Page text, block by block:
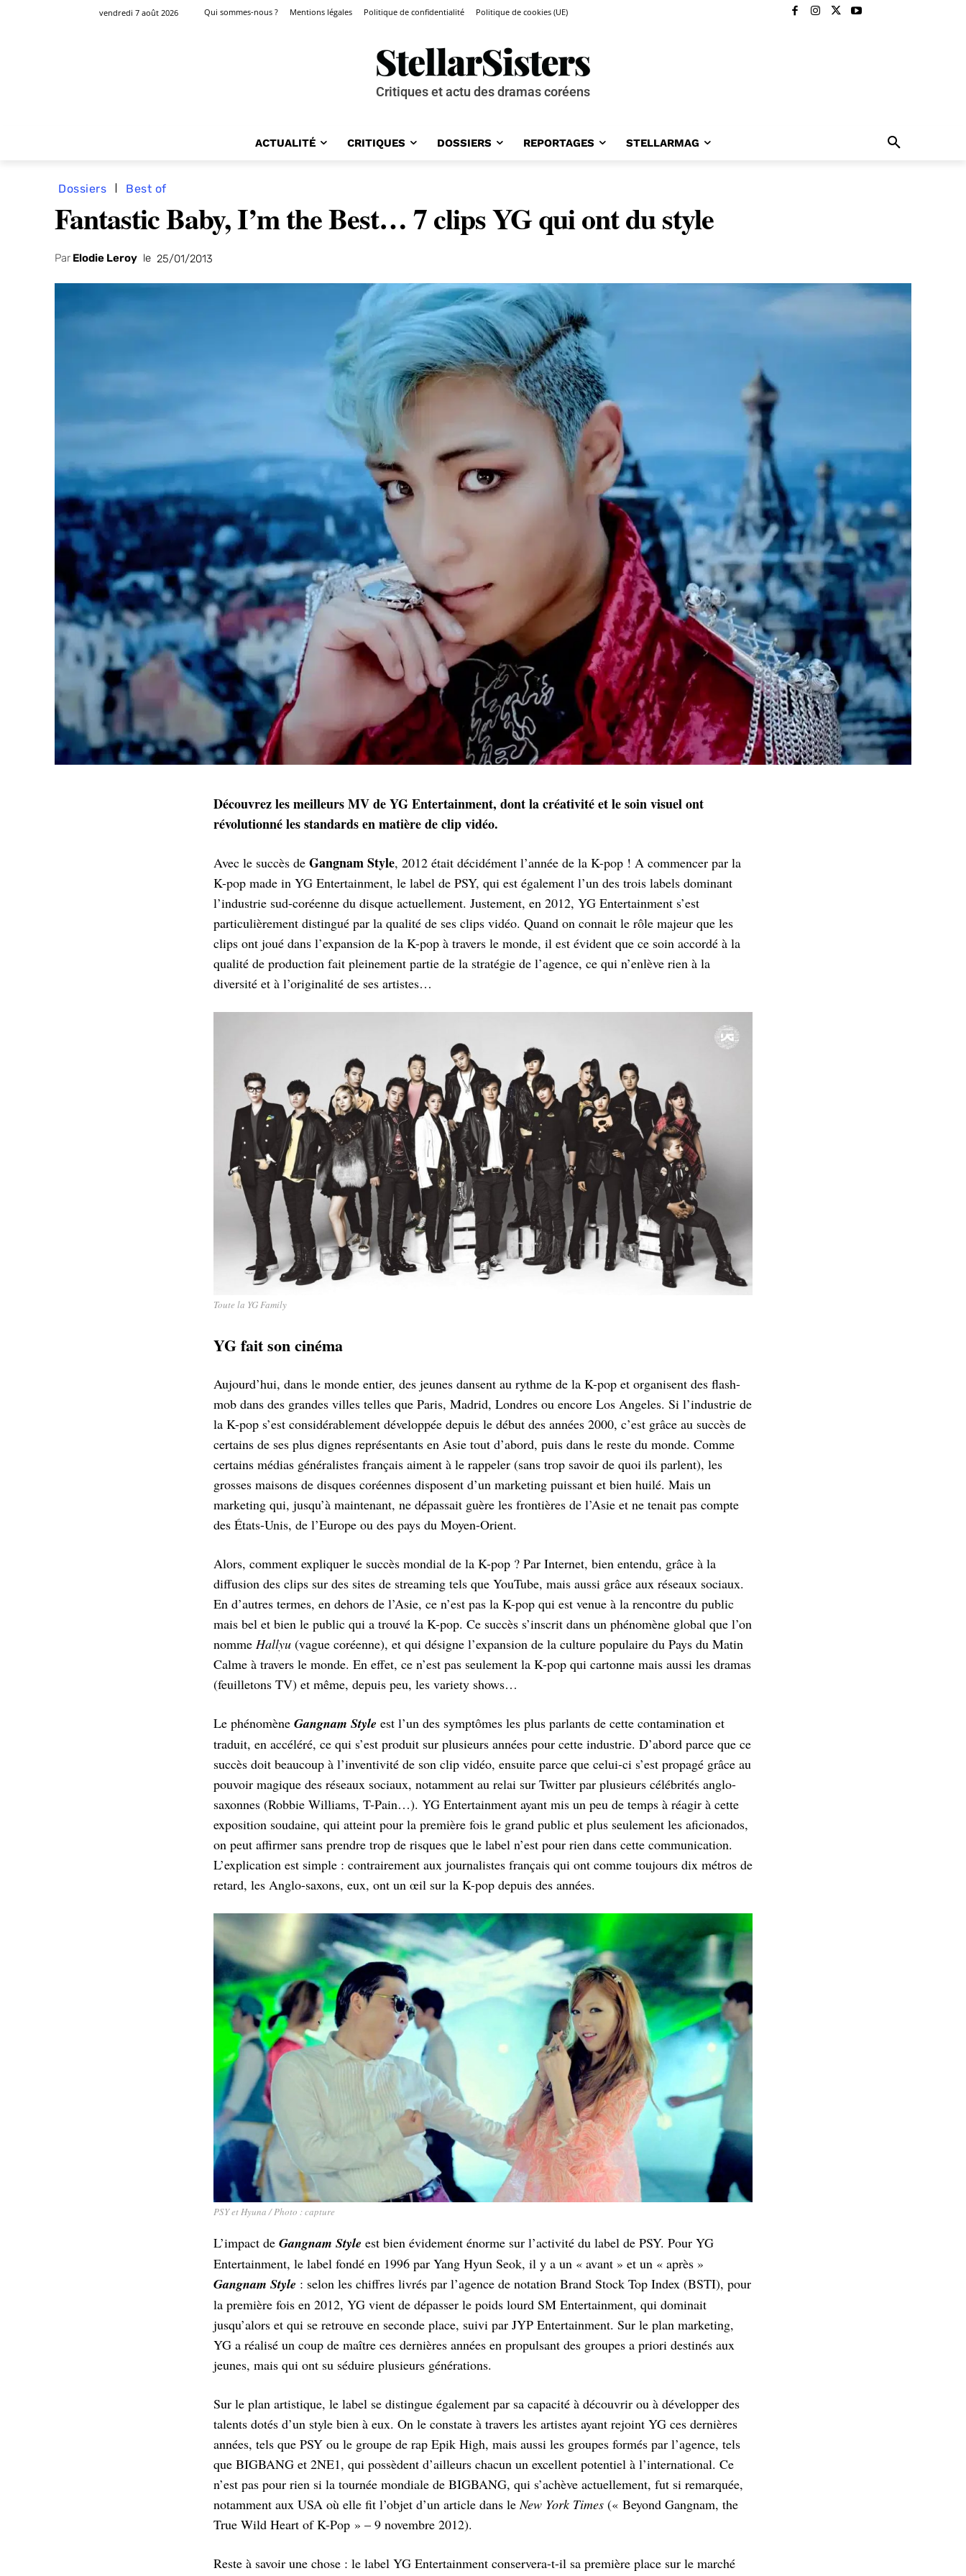
vendredi 7 août 2026 Qui sommes-nous ? Mentions légales Politique de confidentialité Politique de cookies (UE)
Critiques et actu des dramas coréens
ACTUALITÉ CRITIQUES DOSSIERS REPORTAGES STELLARMAG
Dossiers Best of
Fantastic Baby, I’m the Best… 7 clips YG qui ont du style
Par Elodie Leroy le 25/01/2013
Découvrez les meilleurs MV de YG Entertainment, dont la créativité et le soin visuel ont
révolutionné les standards en matière de clip vidéo.
Avec le succès de Gangnam Style, 2012 était décidément l’année de la K-pop ! A commencer par la
K-pop made in YG Entertainment, le label de PSY, qui est également l’un des trois labels dominant
l’industrie sud-coréenne du disque actuellement. Justement, en 2012, YG Entertainment s’est
particulièrement distingué par la qualité de ses clips vidéo. Quand on connait le rôle majeur que les
clips ont joué dans l’expansion de la K-pop à travers le monde, il est évident que ce soin accordé à la
qualité de production fait pleinement partie de la stratégie de l’agence, ce qui n’enlève rien à la
diversité et à l’originalité de ses artistes…
Toute la YG Family
YG fait son cinéma
Aujourd’hui, dans le monde entier, des jeunes dansent au rythme de la K-pop et organisent des flash-
mob dans des grandes villes telles que Paris, Madrid, Londres ou encore Los Angeles. Si l’industrie de
la K-pop s’est considérablement développée depuis le début des années 2000, c’est grâce au succès de
certains de ses plus dignes représentants en Asie tout d’abord, puis dans le reste du monde. Comme
certains médias généralistes français aiment à le rappeler (sans trop savoir de quoi ils parlent), les
grosses maisons de disques coréennes disposent d’un marketing puissant et bien huilé. Mais un
marketing qui, jusqu’à maintenant, ne dépassait guère les frontières de l’Asie et ne tenait pas compte
des États-Unis, de l’Europe ou des pays du Moyen-Orient.
Alors, comment expliquer le succès mondial de la K-pop ? Par Internet, bien entendu, grâce à la
diffusion des clips sur des sites de streaming tels que YouTube, mais aussi grâce aux réseaux sociaux.
En d’autres termes, en dehors de l’Asie, ce n’est pas la K-pop qui est venue à la rencontre du public
mais bel et bien le public qui a trouvé la K-pop. Ce succès s’inscrit dans un phénomène global que l’on
nomme Hallyu (vague coréenne), et qui désigne l’expansion de la culture populaire du Pays du Matin
Calme à travers le monde. En effet, ce n’est pas seulement la K-pop qui cartonne mais aussi les dramas
(feuilletons TV) et même, depuis peu, les variety shows…
Le phénomène Gangnam Style est l’un des symptômes les plus parlants de cette contamination et
traduit, en accéléré, ce qui s’est produit sur plusieurs années pour cette industrie. D’abord parce que ce
succès doit beaucoup à l’inventivité de son clip vidéo, ensuite parce que celui-ci s’est propagé grâce au
pouvoir magique des réseaux sociaux, notamment au relai sur Twitter par plusieurs célébrités anglo-
saxonnes (Robbie Williams, T-Pain…). YG Entertainment ayant mis un peu de temps à réagir à cette
exposition soudaine, qui atteint pour la première fois le grand public et plus seulement les aficionados,
on peut affirmer sans prendre trop de risques que le label n’est pour rien dans cette communication.
L’explication est simple : contrairement aux journalistes français qui ont comme toujours dix métros de
retard, les Anglo-saxons, eux, ont un œil sur la K-pop depuis des années.
PSY et Hyuna / Photo : capture
L’impact de Gangnam Style est bien évidement énorme sur l’activité du label de PSY. Pour YG
Entertainment, le label fondé en 1996 par Yang Hyun Seok, il y a un « avant » et un « après »
Gangnam Style : selon les chiffres livrés par l’agence de notation Brand Stock Top Index (BSTI), pour
la première fois en 2012, YG vient de dépasser le poids lourd SM Entertainment, qui dominait
jusqu’alors et qui se retrouve en seconde place, suivi par JYP Entertainment. Sur le plan marketing,
YG a réalisé un coup de maître ces dernières années en propulsant des groupes a priori destinés aux
jeunes, mais qui ont su séduire plusieurs générations.
Sur le plan artistique, le label se distingue également par sa capacité à découvrir ou à développer des
talents dotés d’un style bien à eux. On le constate à travers les artistes ayant rejoint YG ces dernières
années, tels que PSY ou le groupe de rap Epik High, mais aussi les groupes formés par l’agence, tels
que BIGBANG et 2NE1, qui possèdent d’ailleurs chacun un excellent potentiel à l’international. Ce
n’est pas pour rien si la tournée mondiale de BIGBANG, qui s’achève actuellement, fut si remarquée,
notamment aux USA où elle fit l’objet d’un article dans leNew York Times (« Beyond Gangnam, the
True Wild Heart of K-Pop » – 9 novembre 2012).
Reste à savoir une chose : le label YG Entertainment conservera-t-il sa première place sur le marché